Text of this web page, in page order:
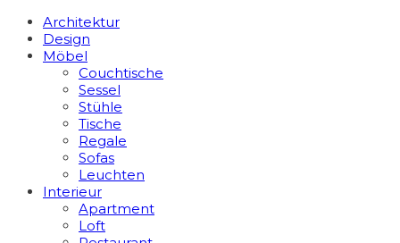
Architektur
Design
Möbel
Couchtische
Sessel
Stühle
Tische
Regale
Sofas
Leuchten
Interieur
Apart­ment
Loft